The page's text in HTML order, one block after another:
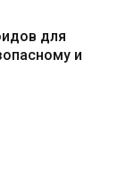
для
и